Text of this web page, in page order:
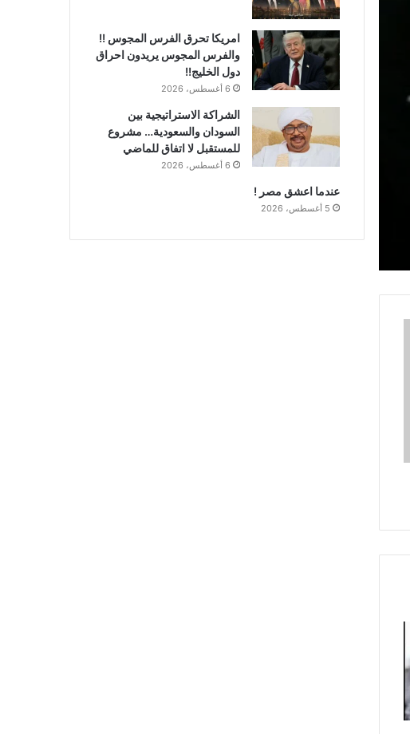
امريكا تحرق الفرس المجوس !!
والفرس المجوس يريدون احراق
دول الخليج!!
6 أغسطس، 2026
الشراكة الاستراتيجية بين
السودان والسعودية… مشروع
للمستقبل لا اتفاق للماضي
6 أغسطس، 2026
عندما اعشق مصر !
5 أغسطس، 2026